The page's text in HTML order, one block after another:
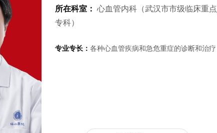
所在科室：心血管内科（武汉市市级临床重点
专科）
专业专长：各种心血管疾病和急危重症的诊断和治疗